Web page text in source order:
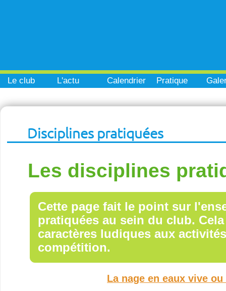
Le club L'actu Calendrier Pratique
Disciplines pratiquées
Les disciplines
Cette page fait le point sur
pratiquées au sein du club.
caractères ludiques aux
compétition.
La nage en eaux vive